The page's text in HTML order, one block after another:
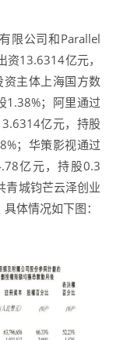
限公司和Parallel
13.6314亿元，
主体上海国方数
1.38%；阿里通过
亿元，持股
；华策影视通过
亿元，持股0.3
青城钧芒云泽创业
体情况如下图：